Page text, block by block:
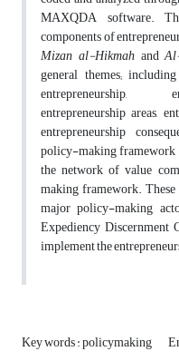
MAXQDA software.
components of
Mizan al-Hikmahand
general themes;
entrepreneurship,
entrepreneurship areas,
entrepreneurship
policy-making framework
the network of value
making framework.
major policy-making
Expediency Discernment
implement the
Key words : policymaking